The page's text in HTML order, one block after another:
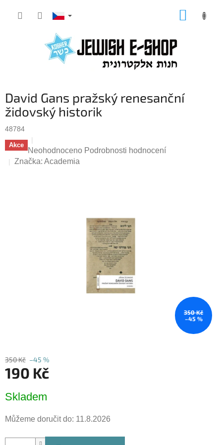
David Gans pražský renesanční
židovský historik
48784
Akce
Průměrné
hodnocení
Neohodnoceno Podrobnosti hodnocení
Značka: Academia
350 Kč
–45 %
350 Kč –45 %
190 Kč
cena:
Skladem
Můžeme doručit do: 11.8.2026